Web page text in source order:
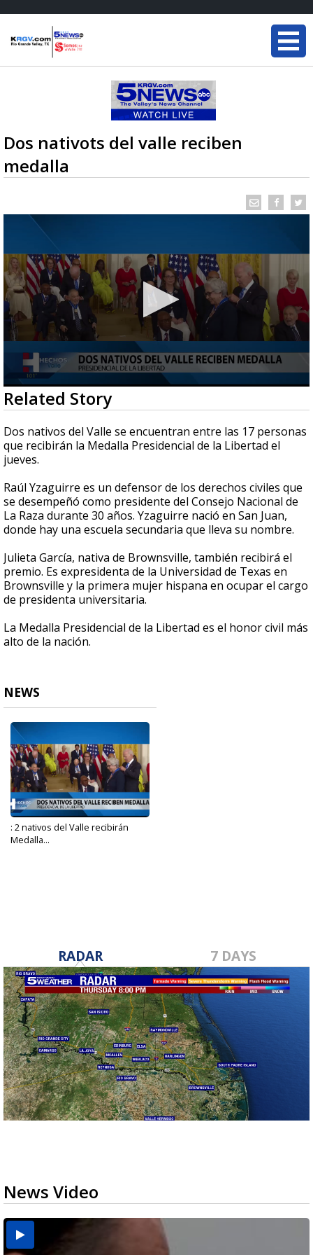
Dos nativots del valle reciben
medalla
0
seconds
of
59
seconds
Related Story
Dos nativos del Valle se encuentran entre las 17 personas
que recibirán la Medalla Presidencial de la Libertad el
jueves.
Raúl Yzaguirre es un defensor de los derechos civiles que
se desempeñó como presidente del Consejo Nacional de
La Raza durante 30 años. Yzaguirre nació en San Juan,
donde hay una escuela secundaria que lleva su nombre.
Julieta García, nativa de Brownsville, también recibirá el
premio. Es expresidenta de la Universidad de Texas en
Brownsville y la primera mujer hispana en ocupar el cargo
de presidenta universitaria.
La Medalla Presidencial de la Libertad es el honor civil más
alto de la nación.
NEWS
: 2 nativos del Valle recibirán
Medalla...
RADAR 7 DAYS
News Video